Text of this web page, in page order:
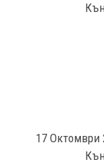
17 Октомври